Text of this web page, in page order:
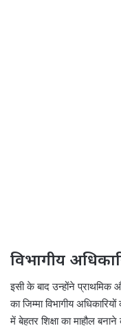
विभागीय
इसी के बाद उन्होंने
का जिम्मा विभागीय
में बेहतर शिक्षा का माहौल